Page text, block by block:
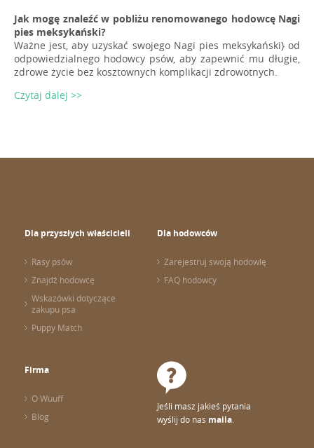
Jak mogę znaleźć w pobliżu renomowanego hodowcę Nagi
pies meksykański?
Ważne jest, aby uzyskać swojego Nagi pies meksykański} od
odpowiedzialnego hodowcy psów, aby zapewnić mu długie,
zdrowe życie bez kosztownych komplikacji zdrowotnych.
Czytaj dalej >>
Dla przyszłych właścicieli
Rasy psów
Znajdź hodowcę
Wskazówki dotyczące
zakupu psa
Puppy Match
Dla hodowców
Zarejestruj swoją hodowlę
FAQ hodowcy
Firma
O Wuuff
Blog
Jeśli masz jakieś pytania
wyślij do nas maila.